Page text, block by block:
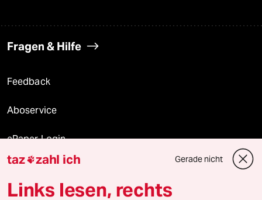
Fragen & Hilfe
Feedback
Aboservice
ePaper Login
Downloads für Abonnierende
taz zahl ich Gerade nicht
Links lesen, rechts